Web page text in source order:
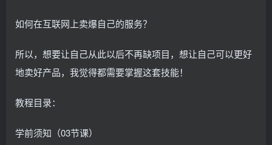
如何在互联网上卖爆自己的服务？
所以，想要让自己从此以后不再缺项目，想让自己可以更好
地卖好产品，我觉得都需要掌握这套技能！
教程目录：
学前须知（03节课）